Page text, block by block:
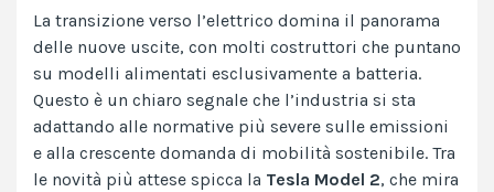
La transizione verso l’elettrico domina il panorama
delle nuove uscite, con molti costruttori che puntano
su modelli alimentati esclusivamente a batteria.
Questo è un chiaro segnale che l’industria si sta
adattando alle normative più severe sulle emissioni
e alla crescente domanda di mobilità sostenibile. Tra
le novità più attese spicca la Tesla Model 2, che mira